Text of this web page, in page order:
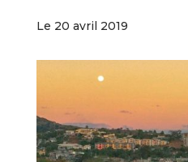
Le 20 avril 2019